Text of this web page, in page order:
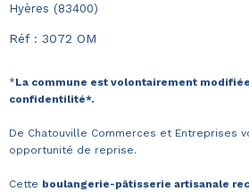
Hyères (83400)
Réf : 3072 OM
*La commune est volontairement
confidentilité*.
De Chatouville Commerces et Entreprises
opportunité de reprise.
Cette boulangerie-pâtisserie artisanale